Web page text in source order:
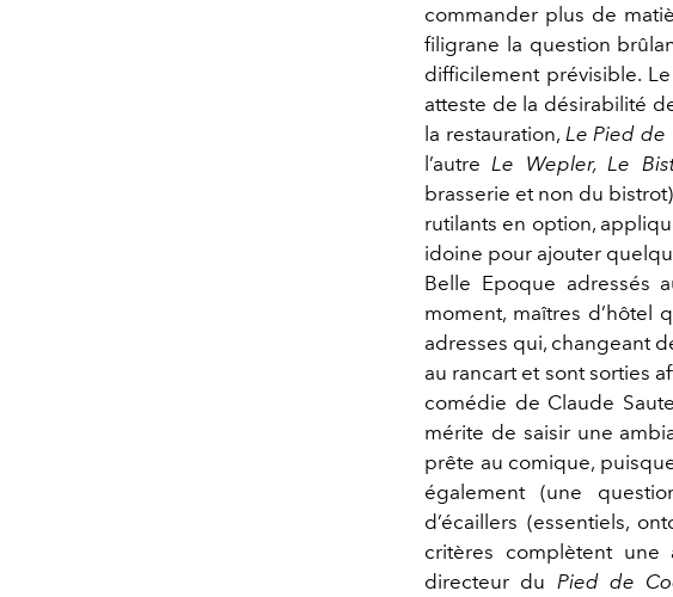
commander plus de
filigrane la question
difficilement prévisible.
atteste de la désirabilité
la restauration, Le Pied de
l’autre Le Wepler, Le
brasserie et non du
rutilants en option,
idoine pour ajouter
Belle Epoque adressés
moment, maîtres d’hôtel
adresses qui, changeant
au rancart et sont sorties
comédie de Claude
mérite de saisir une
prête au comique,
également (une
d’écaillers (essentiels,
critères complètent
directeur du Pied de